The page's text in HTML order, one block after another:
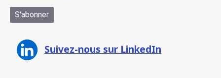
Suivez-nous sur LinkedIn